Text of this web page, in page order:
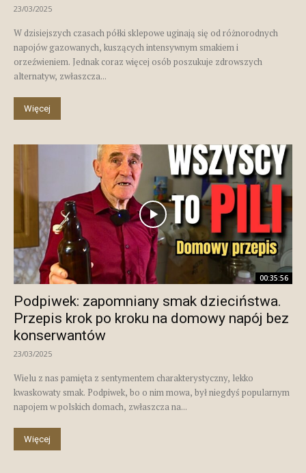
23/03/2025
W dzisiejszych czasach półki sklepowe uginają się od różnorodnych
napojów gazowanych, kuszących intensywnym smakiem i
orzeźwieniem. Jednak coraz więcej osób poszukuje zdrowszych
alternatyw, zwłaszcza...
Więcej
00:35:56
Podpiwek: zapomniany smak dzieciństwa.
Przepis krok po kroku na domowy napój bez
konserwantów
23/03/2025
Wielu z nas pamięta z sentymentem charakterystyczny, lekko
kwaskowaty smak. Podpiwek, bo o nim mowa, był niegdyś popularnym
napojem w polskich domach, zwłaszcza na...
Więcej